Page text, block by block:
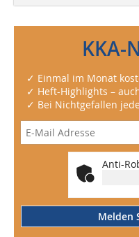
KKA-
✓ Einmal im Monat
✓ Heft-Highlights –
✓ Bei Nichtgefallen
Anti-
Melden